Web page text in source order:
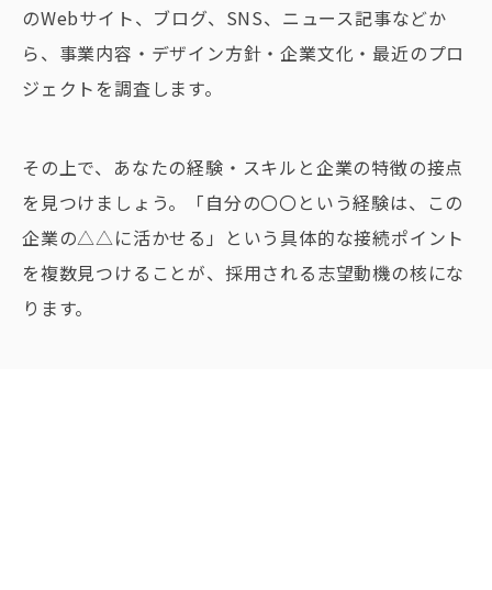
のWebサイト、ブログ、SNS、ニュース記事などか
ら、事業内容・デザイン方針・企業文化・最近のプロ
ジェクトを調査します。
その上で、あなたの経験・スキルと企業の特徴の接点
を見つけましょう。「自分の〇〇という経験は、この
企業の△△に活かせる」という具体的な接続ポイント
を複数見つけることが、採用される志望動機の核にな
ります。